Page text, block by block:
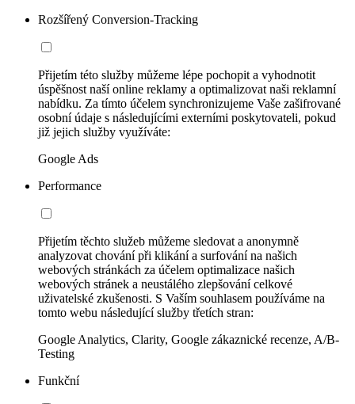
Rozšířený Conversion-Tracking
Přijetím této služby můžeme lépe pochopit a vyhodnotit
úspěšnost naší online reklamy a optimalizovat naši reklamní
nabídku. Za tímto účelem synchronizujeme Vaše zašifrované
osobní údaje s následujícími externími poskytovateli, pokud
již jejich služby využíváte:
Google Ads
Performance
Přijetím těchto služeb můžeme sledovat a anonymně
analyzovat chování při klikání a surfování na našich
webových stránkách za účelem optimalizace našich
webových stránek a neustálého zlepšování celkové
uživatelské zkušenosti. S Vaším souhlasem používáme na
tomto webu následující služby třetích stran:
Google Analytics, Clarity, Google zákaznické recenze, A/B-
Testing
Funkční